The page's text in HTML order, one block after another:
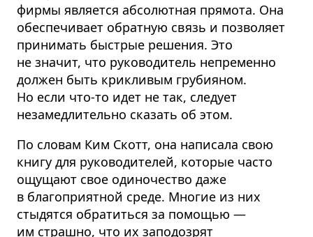
фирмы является абсолютная прямота. Она
обеспечивает обратную связь и позволяет
принимать быстрые решения. Это
не значит, что руководитель непременно
должен быть крикливым грубияном.
Но если что-то идет не так, следует
незамедлительно сказать об этом.
По словам Ким Скотт, она написала свою
книгу для руководителей, которые часто
ощущают свое одиночество даже
в благоприятной среде. Многие из них
стыдятся обратиться за помощью —
им страшно, что их заподозрят